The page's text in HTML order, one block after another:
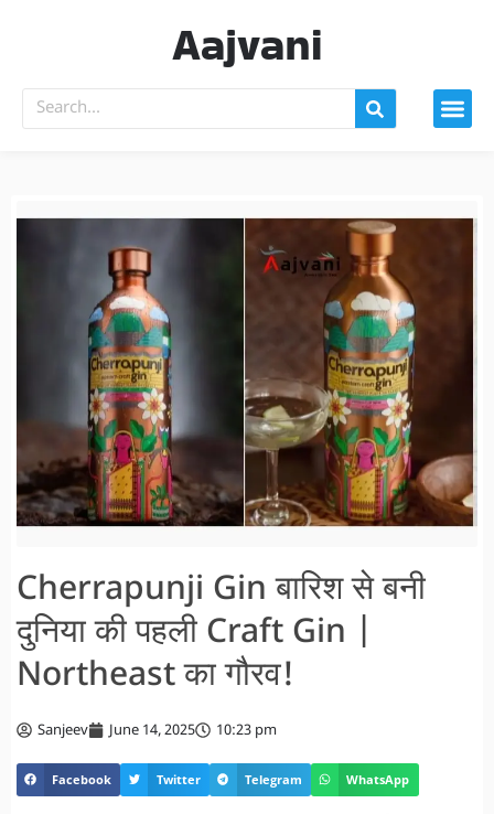
Aajvani
Cherrapunji Gin बारिश से बनी
दुनिया की पहली Craft Gin |
Northeast का गौरव!
Sanjeev June 14, 2025 10:23 pm
Facebook Twitter Telegram WhatsApp